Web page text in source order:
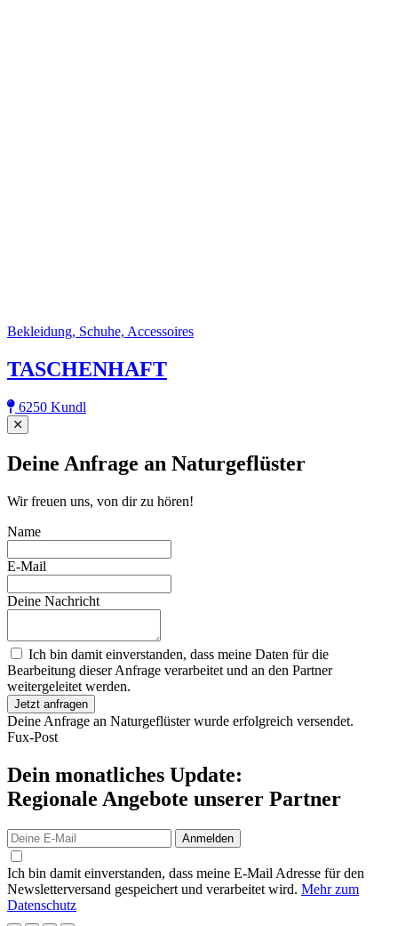
Bekleidung, Schuhe, Accessoires
TASCHENHAFT
6250 Kundl
Close
Deine Anfrage an Naturgeflüster
Wir freuen uns, von dir zu hören!
Name
E-Mail
Deine Nachricht
Ich bin damit einverstanden, dass meine Daten für die
Bearbeitung dieser Anfrage verarbeitet und an den Partner
weitergeleitet werden.
Jetzt anfragen
Deine Anfrage an Naturgeflüster wurde erfolgreich versendet.
Fux-Post
Dein monatliches Update:
Regionale Angebote unserer Partner
Anmelden
Ich bin damit einverstanden, dass meine E-Mail Adresse für den
Newsletterversand gespeichert und verarbeitet wird. Mehr zum
Datenschutz